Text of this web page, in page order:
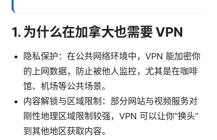
1. 为什么在加拿大也需要 VPN
隐私保护：在公共网络环境中，VPN 能加密你
的上网数据，防止被他人监控，尤其是在咖啡
馆、机场等公共场景。
内容解锁与区域限制：部分网站与视频服务对
刚性地理区域限制较强，VPN 可以让你“换头”
到其他地区获取内容。